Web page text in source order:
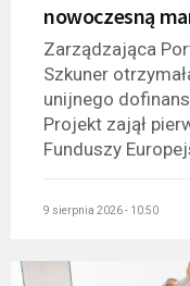
nowoczesną
Zarządzająca
Szkuner
unijnego
Projekt zajął
Funduszy
9 sierpnia 2026 - 10:50